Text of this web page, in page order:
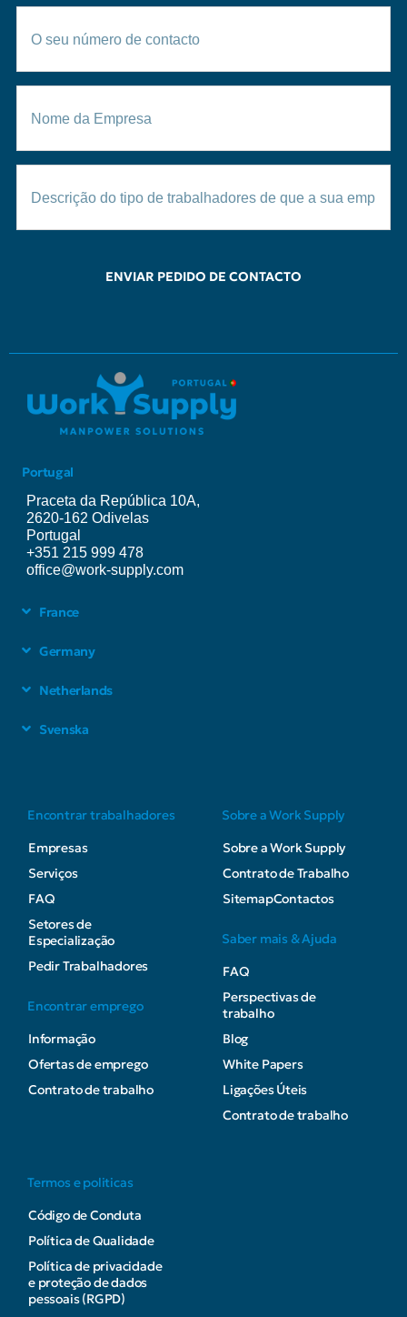
ENVIAR PEDIDO DE CONTACTO
Portugal
Praceta da República 10A,
2620-162 Odivelas
Portugal
+351 215 999 478
office@work-supply.com
France
Germany
Netherlands
Svenska
Encontrar trabalhadores
Empresas
Serviços
FAQ
Setores de
Especialização
Pedir Trabalhadores
Encontrar emprego
Informação
Ofertas de emprego
Contrato de trabalho
Sobre a Work Supply
Sobre a Work Supply
Contrato de Trabalho
SitemapContactos
Saber mais & Ajuda
FAQ
Perspectivas de
trabalho
Blog
White Papers
Ligações Úteis
Contrato de trabalho
Termos e politicas
Código de Conduta
Política de Qualidade
Política de privacidade
e proteção de dados
pessoais (RGPD)